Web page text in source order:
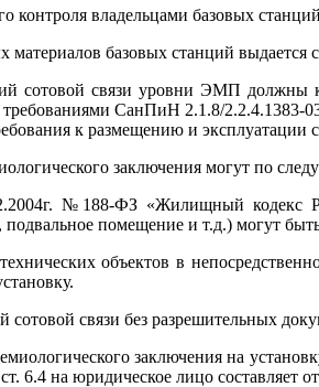
контроля владельцами базовых
материалов базовых станций
сотовой связи уровни ЭМП должны
требованиями СанПиН 2.1.8/
к размещению и эксплуатации
заключения могут по
№188-ФЗ «Жилищный кодекс
помещение и т.д.) могут
объектов в
связи без разрешительных
заключения на
6.4 на юридическое лицо составляет